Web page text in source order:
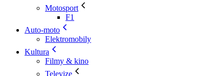
Motosport
F1
Auto-moto
Elektromobily
Kultura
Filmy & kino
Televize